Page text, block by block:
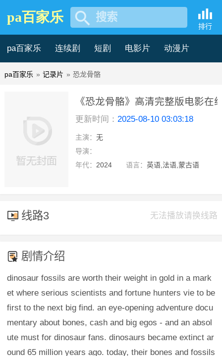
pa百家乐 搜索
排行
pa百家乐 连续剧 短剧 电影片 动漫片
记录片 综艺片
pa百家乐 » 记录片 » 恐龙骨骼
《恐龙骨骼》高清完整版电影在
乐
更新时间： 2025-08-10 03:03:18
主演： 无
导演：
年代： 2024 语言： 英语,法语,蒙古语
线路3 无法播放请换线路
剧情介绍
dinosaur fossils are worth their weight in gold in a mark
et where serious scientists and fortune hunters vie to be
first to the next big find. an eye-opening adventure docu
mentary about bones, cash and big egos - and an absol
ute must for dinosaur fans. dinosaurs became extinct ar
ound 65 million years ago. today, their bones and fossils